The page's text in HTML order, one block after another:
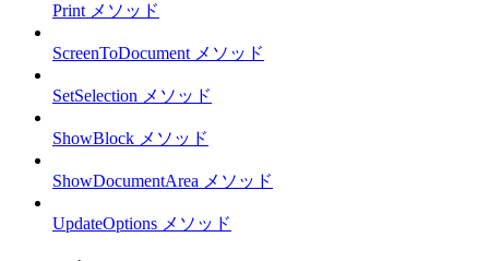
Print メソッド
ScreenToDocument メソッド
SetSelection メソッド
ShowBlock メソッド
ShowDocumentArea メソッド
UpdateOptions メソッド